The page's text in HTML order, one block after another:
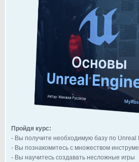
Пройдя курс:
- Вы получите необходимую базу по Unreal
- Вы познакомитесь с множеством
- Вы научитесь создавать несложные игры